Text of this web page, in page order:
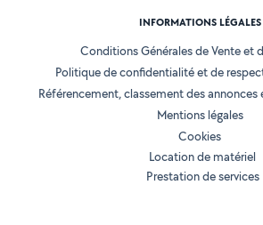
INFORMATIONS LÉGALES
Conditions Générales de Vente et
Politique de confidentialité et de
Référencement, classement des
Mentions légales
Cookies
Location de matériel
Prestation de services